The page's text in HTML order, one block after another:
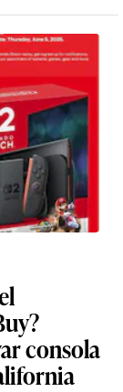
consola